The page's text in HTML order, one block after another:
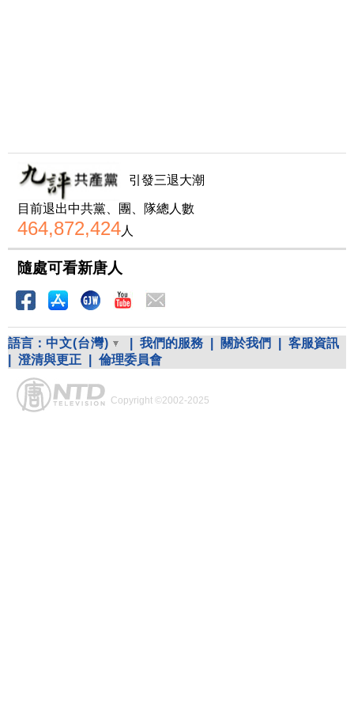
引發三退大潮
目前退出中共黨、團、隊總人數
464,872,424人
隨處可看新唐人
語言： 中文(台灣) 我們的服務 關於我們
客服資訊
澄清與更正 倫理委員會
Copyright ©2002-2025